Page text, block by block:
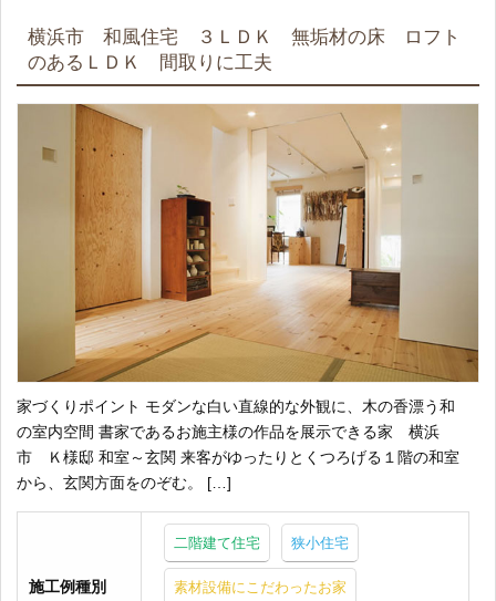
横浜市 和風住宅 ３ＬＤＫ 無垢材の床 ロフト
のあるＬＤＫ 間取りに工夫
家づくりポイント モダンな白い直線的な外観に、木の香漂う和
の室内空間 書家であるお施主様の作品を展示できる家 横浜
市 Ｋ様邸 和室～玄関 来客がゆったりとくつろげる１階の和室
から、玄関方面をのぞむ。 […]
施工例種別
二階建て住宅 狭小住宅
素材設備にこだわったお家